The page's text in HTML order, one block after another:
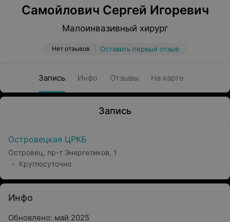
Самойлович Сергей Игоревич
Малоинвазивный хирург
Нет отзывов Оставить первый отзыв
Запись Инфо Отзывы На карте
Запись
Островецкая ЦРКБ
Островец, пр-т Энергетиков, 1
Круглосуточно
Инфо
Обновлено: май 2025